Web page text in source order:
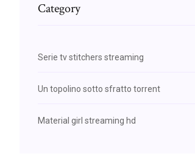
Category
Serie tv stitchers streaming
Un topolino sotto sfratto torrent
Material girl streaming hd